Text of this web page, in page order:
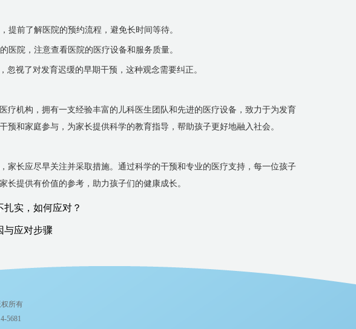
提前了解医院的预约流程，避免长时间等待。
医院，注意查看医院的医疗设备和服务质量。
忽视了对发育迟缓的早期干预，这种观念需要纠正。
疗机构，拥有一支经验丰富的儿科医生团队和先进的医疗设备，致力于为发育
和家庭参与，为家长提供科学的教育指导，帮助孩子更好地融入社会。
家长应尽早关注并采取措施。通过科学的干预和专业的医疗支持，每一位孩子
提供有价值的参考，助力孩子们的健康成长。
实，如何应对？
与应对步骤
所有
5681